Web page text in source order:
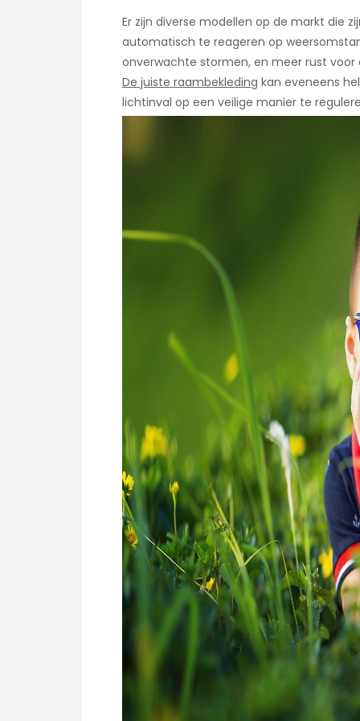
Er zijn diverse modellen op de markt die
automatisch te reageren op
onverwachte stormen, en meer rust voor
De juiste raambekleding kan eveneens
lichtinval op een veilige manier te